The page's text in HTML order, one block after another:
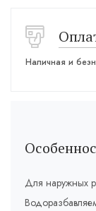
Наличная и
Для наружных